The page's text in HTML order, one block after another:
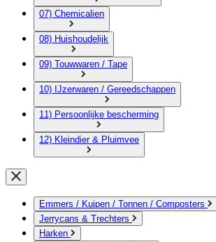
07) Chemicalien
08) Huishoudelijk
09) Touwwaren / Tape
10) IJzerwaren / Gereedschappen
11) Persoonlijke bescherming
12) Kleindier & Pluimvee
Emmers / Kuipen / Tonnen / Composters
Jerrycans & Trechters
Harken